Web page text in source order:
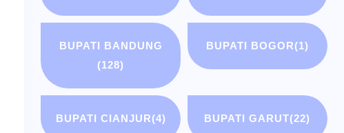
BUPATI BANDUNG
(128)
BUPATI BOGOR(1)
BUPATI CIANJUR(4) BUPATI GARUT(22)